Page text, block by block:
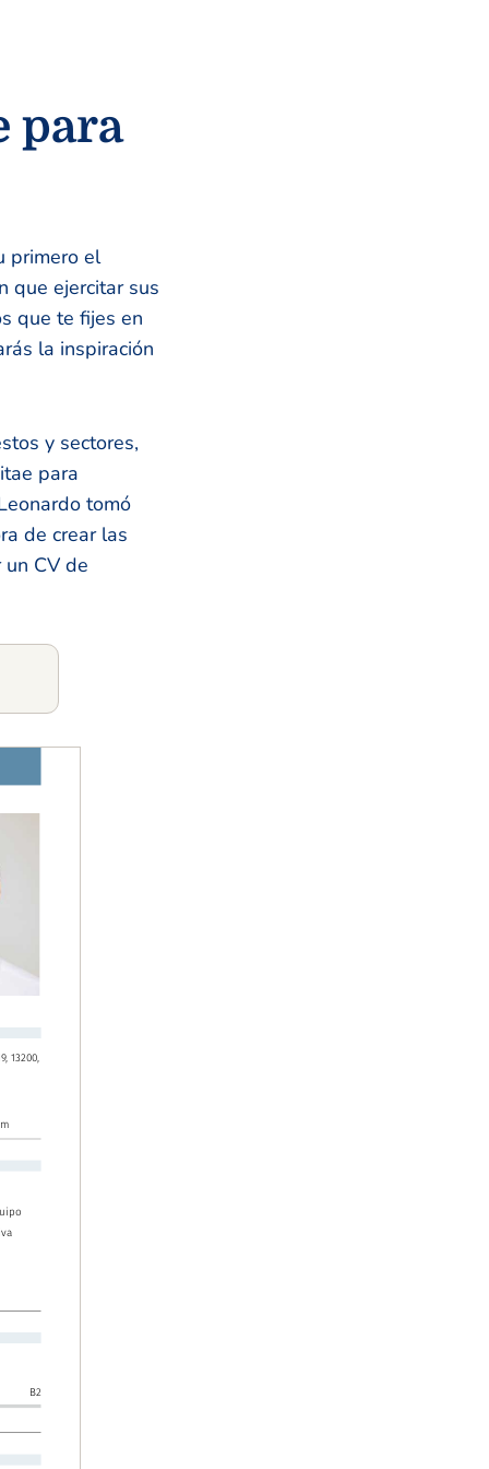
para
primero el
que ejercitar sus
que te fijes en
la inspiración
y sectores,
para
tomó
de crear las
CV de